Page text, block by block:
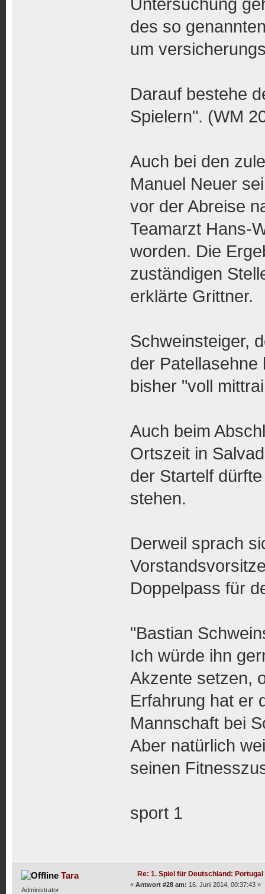
Untersuchung
des so
um
Darauf bestehe
Spielern". (WM
Auch bei den
Manuel Neuer
vor der Abreise
Teamarzt Hans-
worden. Die
zuständigen
erklärte Grittner.
Schweinsteiger,
der Patellasehne
bisher "voll
Auch beim
Ortszeit in
der Startelf
stehen.
Derweil sprach
Doppelpass für
"Bastian
Ich würde ihn
Akzente setzen,
Erfahrung hat er
Mannschaft bei
Aber natürlich
seinen
sport 1
Tara
Administrator
Re: 1. Spiel für Deutschland: Portugal
« Antwort #28 am: 16. Juni 2014, 00:37:43 »